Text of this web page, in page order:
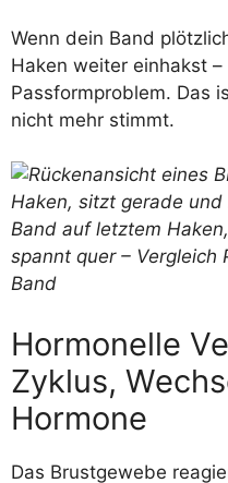
Wenn dein Band
Haken weiter einhakst
Passformproblem. Das
nicht mehr stimmt.
Hormonelle
Zyklus,
Hormone
Das Brustgewebe